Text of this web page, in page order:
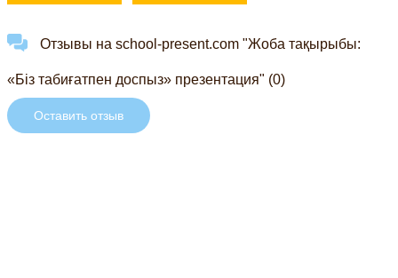
Отзывы на school-present.com "Жоба тақырыбы:
«Біз табиғатпен доспыз» презентация" (0)
Оставить отзыв